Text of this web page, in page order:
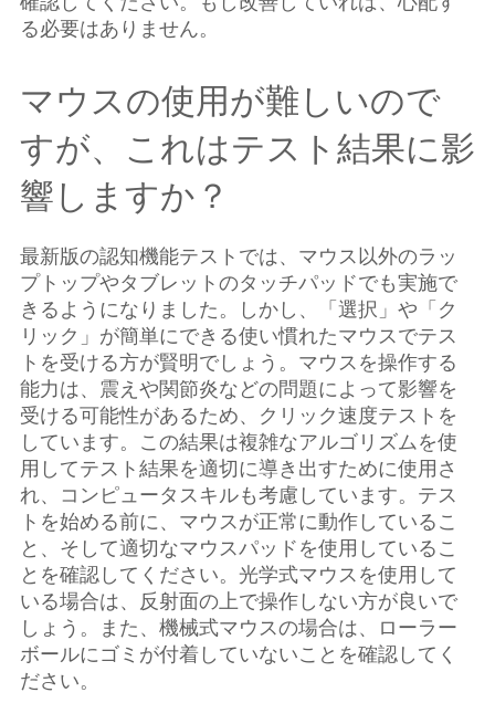
る必要はありません。
マウスの使用が難しいので
すが、これはテスト結果に影
響しますか？
最新版の認知機能テストでは、マウス以外のラッ
プトップやタブレットのタッチパッドでも実施で
きるようになりました。しかし、「選択」や「ク
リック」が簡単にできる使い慣れたマウスでテス
トを受ける方が賢明でしょう。マウスを操作する
能力は、震えや関節炎などの問題によって影響を
受ける可能性があるため、クリック速度テストを
しています。この結果は複雑なアルゴリズムを使
用してテスト結果を適切に導き出すために使用さ
れ、コンピュータスキルも考慮しています。テス
トを始める前に、マウスが正常に動作しているこ
と、そして適切なマウスパッドを使用しているこ
とを確認してください。光学式マウスを使用して
いる場合は、反射面の上で操作しない方が良いで
しょう。また、機械式マウスの場合は、ローラー
ボールにゴミが付着していないことを確認してく
ださい。